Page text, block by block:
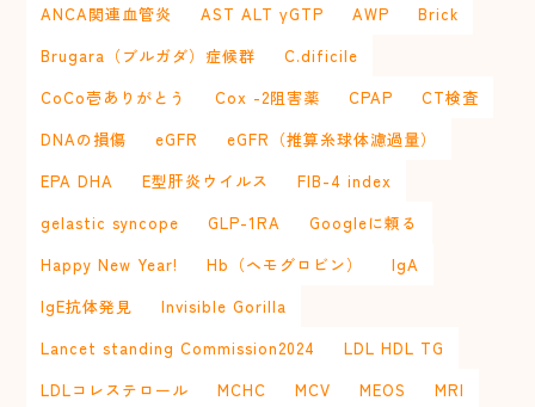
ANCA関連血管炎
AST ALT γGTP AWP
Brick
Brugara（ブルガダ）症候群
C.dificile
CoCo壱ありがとう
Cox -2阻害薬 CPAP
CT検査
DNAの損傷
eGFR
eGFR（推算糸球体濾過量）
EPA DHA
E型肝炎ウイルス
FIB-4 index
gelastic syncope
GLP-1RA
Googleに頼る
Happy New Year!
Hb（ヘモグロビン）
IgA
IgE抗体発見
Invisible Gorilla
Lancet standing Commission2024
LDL HDL TG
LDLコレステロール
MCHC MCV MEOS
MRI